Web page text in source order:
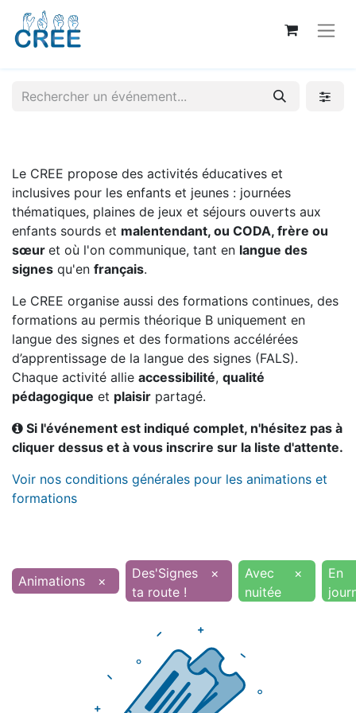
Le CREE propose des activités éducatives et
inclusives pour les enfants et jeunes : journées
thématiques, plaines de jeux et séjours ouverts aux
enfants sourds et malentendant, ou CODA, frère ou
sœur et où l'on communique, tant en langue des
signes qu'en français.
Le CREE organise aussi des formations continues, des
formations au permis théorique B uniquement en
langue des signes et des formations accélérées
d’apprentissage de la langue des signes (FALS).
Chaque activité allie accessibilité, qualité
pédagogique et plaisir partagé.
Si l'événement est indiqué complet, n'hésitez pas à
cliquer dessus et à vous inscrire sur la liste d'attente.
Voir nos conditions générales pour les animations et
formations
Animations ×
Des'Signes
ta route !
×
Avec
nuitée
×
En